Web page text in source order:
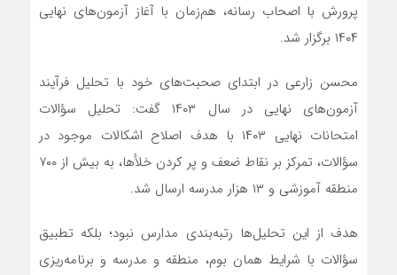
پرورش با اصحاب رسانه، هم‌زمان با آغاز آزمون‌های نهایی
۱۴۰۴ برگزار شد.
محسن زارعی در ابتدای صحبت‌های خود با تحلیل فرآیند
آزمون‌های نهایی در سال ۱۴۰۳ گفت: تحلیل سؤالات
امتحانات نهایی ۱۴۰۳ با هدف اصلاح اشکالات موجود در
سؤالات، تمرکز بر نقاط ضعف و پر کردن خلأها، به بیش از ۷۰۰
منطقه آموزشی و ۱۳ هزار مدرسه ارسال شد.
هدف از این تحلیل‌ها رتبه‌بندی مدارس نبود؛ بلکه تطبیق
سؤالات با شرایط همان بوم، منطقه و مدرسه و برنامه‌ریزی